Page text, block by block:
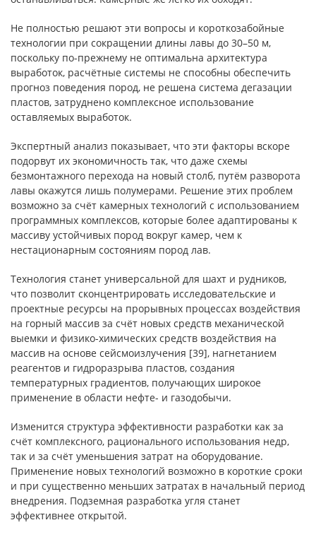
Не полностью решают эти вопросы и короткозабойные
технологии при сокращении длины лавы до 30–50 м,
поскольку по-прежнему не оптимальна архитектура
выработок, расчётные системы не способны обеспечить
прогноз поведения пород, не решена система дегазации
пластов, затруднено комплексное использование
оставляемых выработок.
Экспертный анализ показывает, что эти факторы вскоре
подорвут их экономичность так, что даже схемы
безмонтажного перехода на новый столб, путём разворота
лавы окажутся лишь полумерами. Решение этих проблем
возможно за счёт камерных технологий с использованием
программных комплексов, которые более адаптированы к
массиву устойчивых пород вокруг камер, чем к
нестационарным состояниям пород лав.
Технология станет универсальной для шахт и рудников,
что позволит сконцентрировать исследовательские и
проектные ресурсы на прорывных процессах воздействия
на горный массив за счёт новых средств механической
выемки и физико-химических средств воздействия на
массив на основе сейсмоизлучения [39], нагнетанием
реагентов и гидроразрыва пластов, создания
температурных градиентов, получающих широкое
применение в области нефте- и газодобычи.
Изменится структура эффективности разработки как за
счёт комплексного, рационального использования недр,
так и за счёт уменьшения затрат на оборудование.
Применение новых технологий возможно в короткие сроки
и при существенно меньших затратах в начальный период
внедрения. Подземная разработка угля станет
эффективнее открытой.